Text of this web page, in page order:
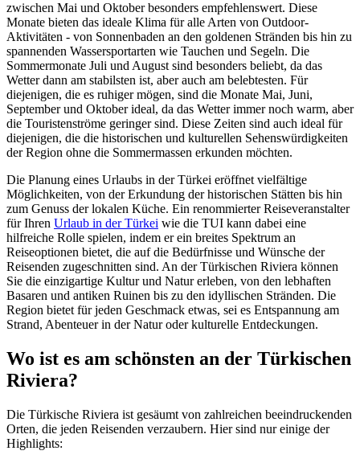
zwischen Mai und Oktober besonders empfehlenswert. Diese
Monate bieten das ideale Klima für alle Arten von Outdoor-
Aktivitäten - von Sonnenbaden an den goldenen Stränden bis hin zu
spannenden Wassersportarten wie Tauchen und Segeln. Die
Sommermonate Juli und August sind besonders beliebt, da das
Wetter dann am stabilsten ist, aber auch am belebtesten. Für
diejenigen, die es ruhiger mögen, sind die Monate Mai, Juni,
September und Oktober ideal, da das Wetter immer noch warm, aber
die Touristenströme geringer sind. Diese Zeiten sind auch ideal für
diejenigen, die die historischen und kulturellen Sehenswürdigkeiten
der Region ohne die Sommermassen erkunden möchten.
Die Planung eines Urlaubs in der Türkei eröffnet vielfältige
Möglichkeiten, von der Erkundung der historischen Stätten bis hin
zum Genuss der lokalen Küche. Ein renommierter Reiseveranstalter
für Ihren Urlaub in der Türkei wie die TUI kann dabei eine
hilfreiche Rolle spielen, indem er ein breites Spektrum an
Reiseoptionen bietet, die auf die Bedürfnisse und Wünsche der
Reisenden zugeschnitten sind. An der Türkischen Riviera können
Sie die einzigartige Kultur und Natur erleben, von den lebhaften
Basaren und antiken Ruinen bis zu den idyllischen Stränden. Die
Region bietet für jeden Geschmack etwas, sei es Entspannung am
Strand, Abenteuer in der Natur oder kulturelle Entdeckungen.
Wo ist es am schönsten an der Türkischen
Riviera?
Die Türkische Riviera ist gesäumt von zahlreichen beeindruckenden
Orten, die jeden Reisenden verzaubern. Hier sind nur einige der
Highlights: